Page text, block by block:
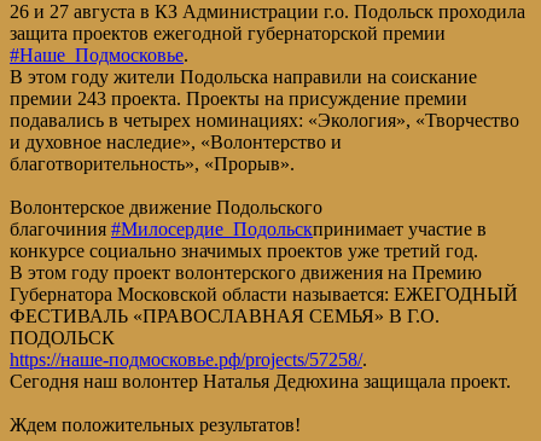
26 и 27 августа в КЗ Администрации г.о. Подольск проходила
защита проектов ежегодной губернаторской премии
#Наше_Подмосковье.
В этом году жители Подольска направили на соискание
премии 243 проекта. Проекты на присуждение премии
подавались в четырех номинациях: «Экология», «Творчество
и духовное наследие», «Волонтерство и
благотворительность», «Прорыв».
Волонтерское движение Подольского
благочиния #Милосердие_Подольскпринимает участие в
конкурсе социально значимых проектов уже третий год.
В этом году проект волонтерского движения на Премию
Губернатора Московской области называется: ЕЖЕГОДНЫЙ
ФЕСТИВАЛЬ «ПРАВОСЛАВНАЯ СЕМЬЯ» В Г.О.
ПОДОЛЬСК
https://наше-подмосковье.рф/projects/57258/.
Сегодня наш волонтер Наталья Дедюхина защищала проект.
Ждем положительных результатов!